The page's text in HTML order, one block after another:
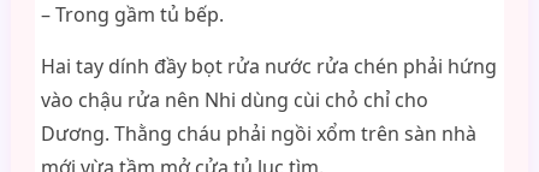
– Trong gầm tủ bếp.
Hai tay dính đầy bọt rửa nước rửa chén phải hứng
vào chậu rửa nên Nhi dùng cùi chỏ chỉ cho
Dương. Thằng cháu phải ngồi xổm trên sàn nhà